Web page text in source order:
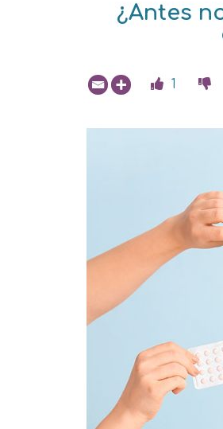
¿Antes
1